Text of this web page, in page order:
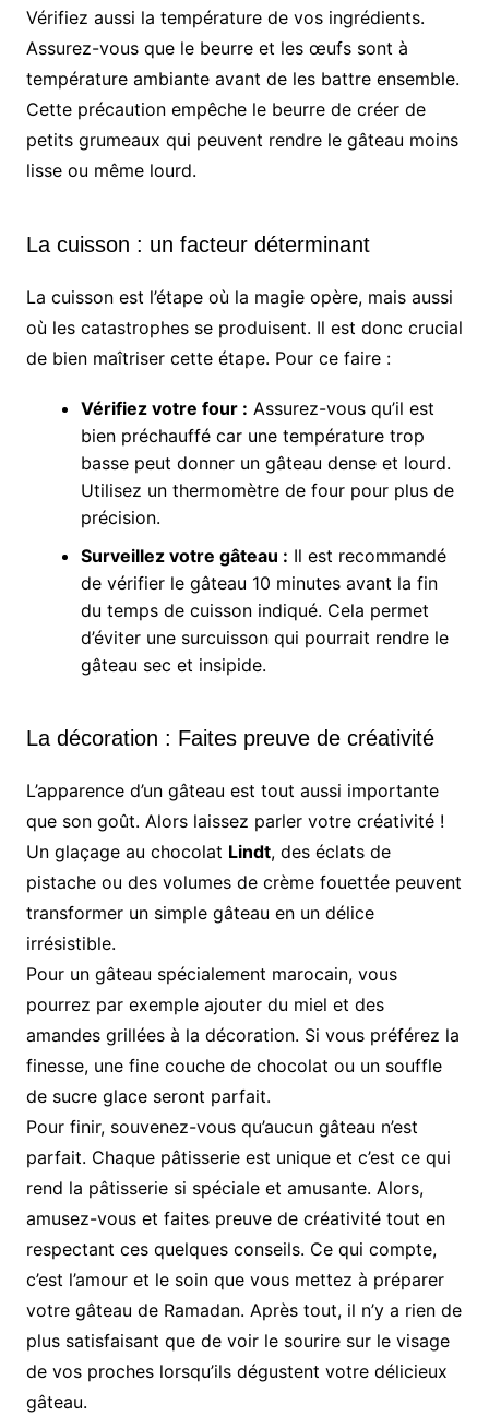
Vérifiez aussi la température de vos ingrédients.
Assurez-vous que le beurre et les œufs sont à
température ambiante avant de les battre ensemble.
Cette précaution empêche le beurre de créer de
petits grumeaux qui peuvent rendre le gâteau moins
lisse ou même lourd.
La cuisson : un facteur déterminant
La cuisson est l’étape où la magie opère, mais aussi
où les catastrophes se produisent. Il est donc crucial
de bien maîtriser cette étape. Pour ce faire :
Vérifiez votre four : Assurez-vous qu’il est
bien préchauffé car une température trop
basse peut donner un gâteau dense et lourd.
Utilisez un thermomètre de four pour plus de
précision.
Surveillez votre gâteau : Il est recommandé
de vérifier le gâteau 10 minutes avant la fin
du temps de cuisson indiqué. Cela permet
d’éviter une surcuisson qui pourrait rendre le
gâteau sec et insipide.
La décoration : Faites preuve de créativité
L’apparence d’un gâteau est tout aussi importante
que son goût. Alors laissez parler votre créativité !
Un glaçage au chocolat Lindt, des éclats de
pistache ou des volumes de crème fouettée peuvent
transformer un simple gâteau en un délice
irrésistible.
Pour un gâteau spécialement marocain, vous
pourrez par exemple ajouter du miel et des
amandes grillées à la décoration. Si vous préférez la
finesse, une fine couche de chocolat ou un souffle
de sucre glace seront parfait.
Pour finir, souvenez-vous qu’aucun gâteau n’est
parfait. Chaque pâtisserie est unique et c’est ce qui
rend la pâtisserie si spéciale et amusante. Alors,
amusez-vous et faites preuve de créativité tout en
respectant ces quelques conseils. Ce qui compte,
c’est l’amour et le soin que vous mettez à préparer
votre gâteau de Ramadan. Après tout, il n’y a rien de
plus satisfaisant que de voir le sourire sur le visage
de vos proches lorsqu’ils dégustent votre délicieux
gâteau.